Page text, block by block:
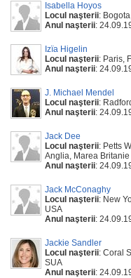
Isabella Hoyos
Locul naşterii:
Anul naşterii:
Izïa Higelin
Locul naşterii: Paris,
Anul naşterii:
J. Michael Mendel
Locul naşterii:
Anul naşterii:
Jack Dee
Locul naşterii: Petts
Anglia, Marea Britanie
Anul naşterii:
Jack McConaghy
Locul naşterii: New
USA
Anul naşterii:
Jackie Sandler
Locul naşterii: Coral
SUA
Anul naşterii: